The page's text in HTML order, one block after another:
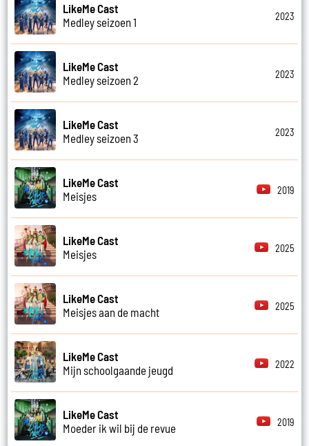
LikeMe Cast
Medley seizoen 1
2023
LikeMe Cast
Medley seizoen 2
2023
LikeMe Cast
Medley seizoen 3
2023
LikeMe Cast
Meisjes
2019
LikeMe Cast
Meisjes
2025
LikeMe Cast
Meisjes aan de macht
2025
LikeMe Cast
Mijn schoolgaande jeugd
2022
LikeMe Cast
Moeder ik wil bij de revue
2019